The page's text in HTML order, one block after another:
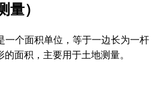
量）
一个面积单位，等于一边长为一杆
的面积，主要用于土地测量。